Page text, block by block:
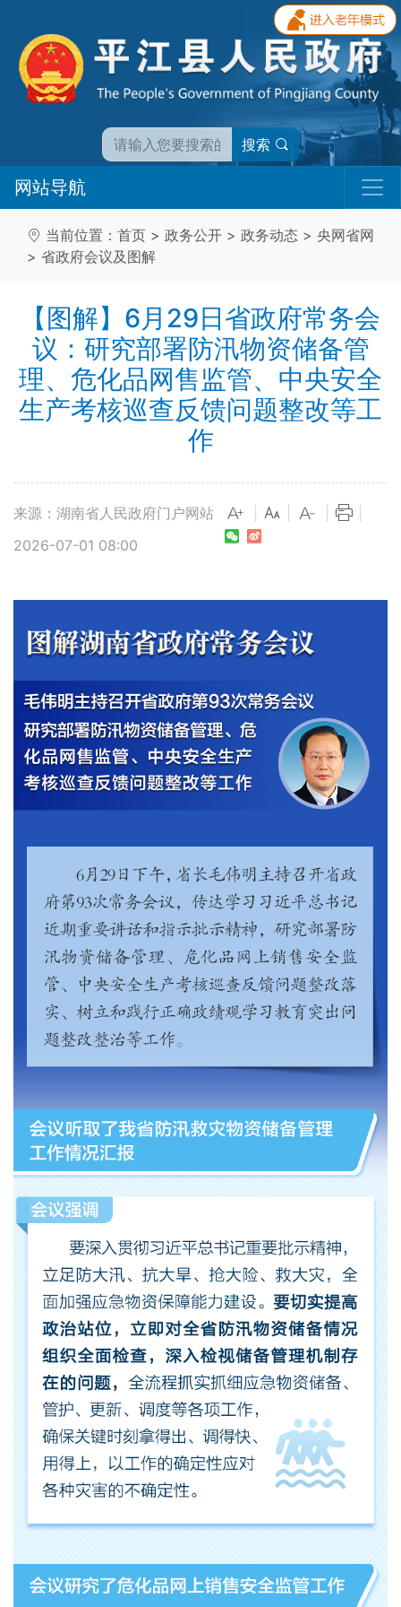
搜索
网站导航
当前位置： 首页 > 政务公开 > 政务动态 > 央网省网
> 省政府会议及图解
【图解】6月29日省政府常务会
议：研究部署防汛物资储备管
理、危化品网售监管、中央安全
生产考核巡查反馈问题整改等工
作
来源：湖南省人民政府门户网站
2026-07-01 08:00